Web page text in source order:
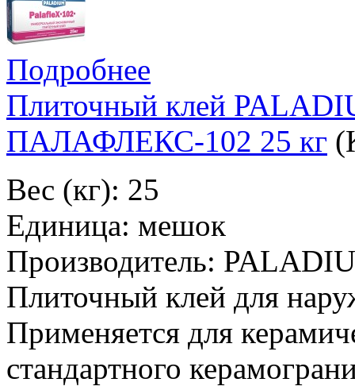
Подробнее
Плиточный клей
ПАЛАФЛЕКС-102 25 кг
Вес (кг): 25
Единица: мешок
Производитель:
Плиточный клей для
Применяется для
стандартного